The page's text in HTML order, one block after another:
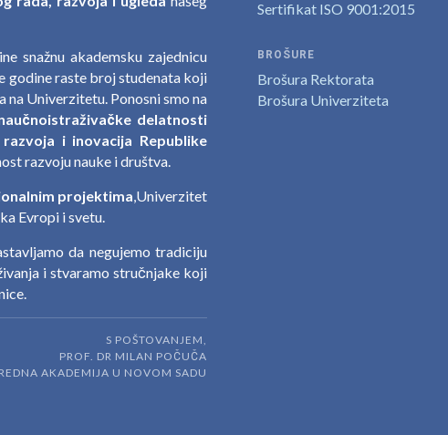
snažnu akademsku zajednicu
godine raste broj studenata koji
Univerzitetu. Ponosni smo na
delatnosti
i inovacija Republike
razvoju nauke i društva.
projektima,Univerzitet
Evropi i svetu.
da negujemo tradiciju
i stvaramo stručnjake koji
S POŠTOVANJEM,
PROF. DR MILAN POČUČA
AKADEMIJA U NOVOM SADU
Sertifikat ISO 9001:2015
BROŠURE
Brošura Rektorata
Brošura Univerziteta